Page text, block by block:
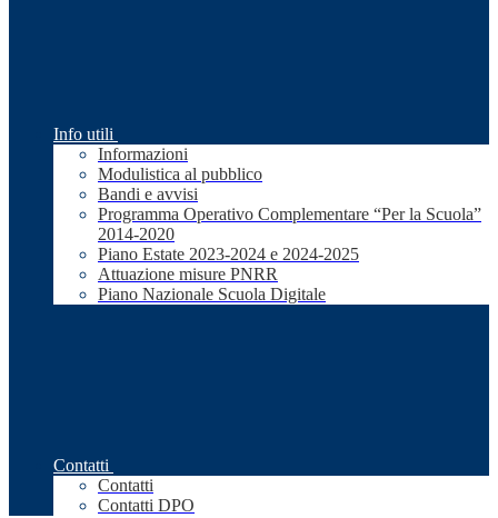
Info utili
Informazioni
Modulistica al pubblico
Bandi e avvisi
Programma Operativo Complementare “Per la Scuola”
2014-2020
Piano Estate 2023-2024 e 2024-2025
Attuazione misure PNRR
Piano Nazionale Scuola Digitale
Contatti
Contatti
Contatti DPO